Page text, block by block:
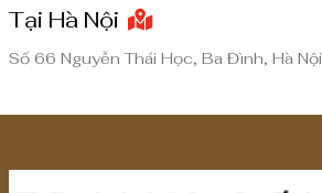
Tại Hà Nội
Số 66 Nguyễn Thái Học, Ba Đình, Hà Nội